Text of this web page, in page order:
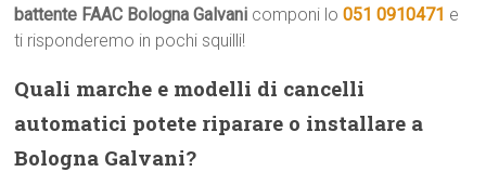
battente FAAC Bologna Galvani componi lo051 0910471 e
ti risponderemo in pochi squilli!
Quali marche e modelli di cancelli
automatici potete riparare o installare a
Bologna Galvani?